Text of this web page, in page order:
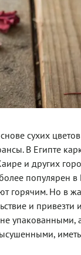
сухих цветов
В Египте
и других
популярен
горячим. Но в
и привезти
упакованными,